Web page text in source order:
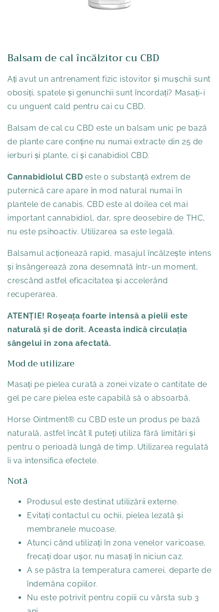
Balsam de cal încălzitor cu CBD
Ați avut un antrenament fizic istovitor și mușchii sunt
obosiți, spatele și genunchii sunt încordați? Masați-i
cu unguent cald pentru cai cu CBD.
Balsam de cal cu CBD este un balsam unic pe bază
de plante care conține nu numai extracte din 25 de
ierburi și plante, ci și canabidiol CBD.
Cannabidiolul CBD este o substanță extrem de
puternică care apare în mod natural numai în
plantele de canabis. CBD este al doilea cel mai
important cannabidiol, dar, spre deosebire de THC,
nu este psihoactiv. Utilizarea sa este legală.
Balsamul acționează rapid, masajul încălzește intens
și însângerează zona desemnată într-un moment,
crescând astfel eficacitatea și accelerând
recuperarea.
ATENȚIE! Roșeața foarte intensă a pielii este
naturală și de dorit. Aceasta indică circulația
sângelui în zona afectată.
Mod de utilizare
Masați pe pielea curată a zonei vizate o cantitate de
gel pe care pielea este capabilă să o absoarbă.
Horse Ointment® cu CBD este un produs pe bază
naturală, astfel încât îl puteți utiliza fără limitări și
pentru o perioadă lungă de timp. Utilizarea regulată
îi va intensifica efectele.
Notă
Produsul este destinat utilizării externe.
Evitați contactul cu ochii, pielea lezată și
membranele mucoase.
Atunci când utilizați în zona venelor varicoase,
frecați doar ușor, nu masați în niciun caz.
A se păstra la temperatura camerei, departe de
îndemâna copiilor.
Nu este potrivit pentru copiii cu vârsta sub 3